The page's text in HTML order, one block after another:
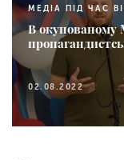
МЕДІА ПІД ЧАС
В окупованому
02.08.2022